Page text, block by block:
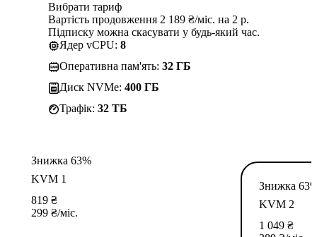
Вибрати тариф
Вартість продовження 2 189 ₴/міс. на 2 р.
Підписку можна скасувати у будь-який час.
Ядер vCPU: 8
Оперативна пам'ять: 32 ГБ
Диск NVMe: 400 ГБ
Трафік: 32 TБ
Знижка 63%
KVM 1
819 ₴
299 ₴/міс.
Знижка
KVM 2
1 049 ₴